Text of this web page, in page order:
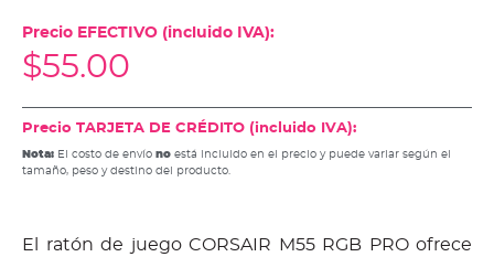
Precio EFECTIVO (incluido IVA):
$55.00
Precio TARJETA DE CRÉDITO (incluido IVA):
Nota: El costo de envío no está incluido en el precio y puede variar según el
tamaño, peso y destino del producto.
El ratón de juego CORSAIR M55 RGB PRO ofrece